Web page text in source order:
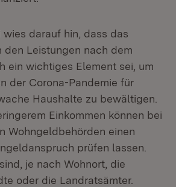
wies darauf hin, dass das
den Leistungen nach dem
ein wichtiges Element sei, um
der Corona-Pandemie für
Haushalte zu bewältigen.
Einkommen können bei
Wohngeldbehörden einen
prüfen lassen.
je nach Wohnort, die
oder die Landratsämter.